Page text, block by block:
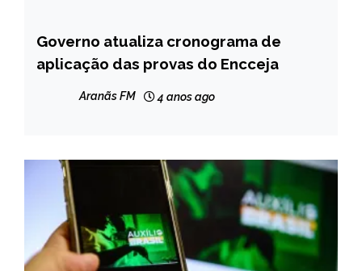
BRASIL
NOTÍCIAS
Governo atualiza cronograma de
aplicação das provas do Encceja
Aranãs FM 4 anos ago